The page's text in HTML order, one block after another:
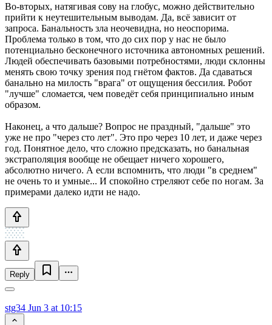
Во-вторых, натягивая сову на глобус, можно действительно
прийти к неутешительным выводам. Да, всё зависит от
запроса. Банальность зла неочевидна, но неоспорима.
Проблема только в том, что до сих пор у нас не было
потенциально бесконечного источника автономных решений.
Людей обеспечивать базовыми потребностями, люди склонны
менять свою точку зрения под гнётом фактов. Да сдаваться
банально на милость "врага" от ощущения бессилия. Робот
"лучше" сломается, чем поведёт себя принципиально иным
образом.
Наконец, а что дальше? Вопрос не праздный, "дальше" это
уже не про "через сто лет". Это про через 10 лет, и даже через
год. Понятное дело, что сложно предсказать, но банальная
экстраполяция вообще не обещает ничего хорошего,
абсолютно ничего. А если вспомнить, что люди "в среднем"
не очень то и умные... И спокойно стреляют себе по ногам. За
примерами далеко идти не надо.
Reply
stg34 Jun 3 at 10:15